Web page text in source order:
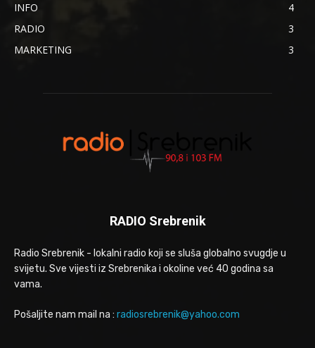
INFO
4
RADIO
3
MARKETING
3
RADIO Srebrenik
Radio Srebrenik - lokalni radio koji se sluša globalno svugdje u
svijetu. Sve vijesti iz Srebrenika i okoline već 40 godina sa
vama.
Pošaljite nam mail na : radiosrebrenik@yahoo.com